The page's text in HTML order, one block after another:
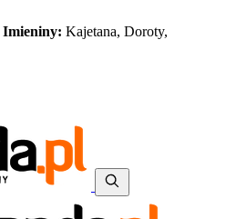
Imieniny: Kajetana, Doroty,